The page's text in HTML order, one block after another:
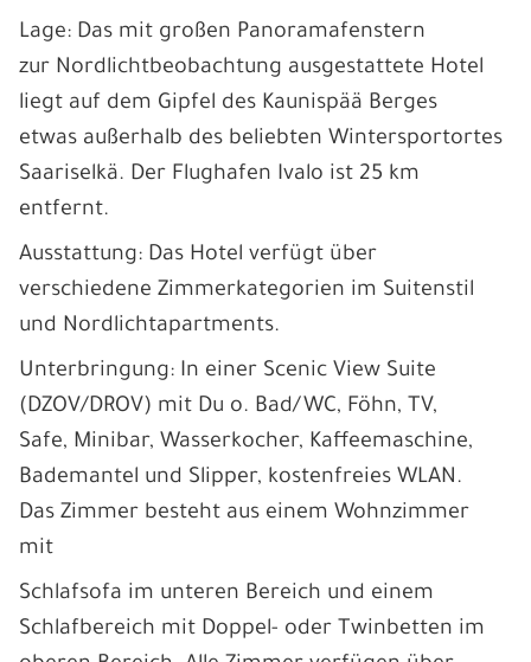
Lage: Das mit großen Panoramafenstern
zur Nordlichtbeobachtung ausgestattete Hotel
liegt auf dem Gipfel des Kaunispää Berges
etwas außerhalb des beliebten Wintersportortes
Saariselkä. Der Flughafen Ivalo ist 25 km
entfernt.
Ausstattung: Das Hotel verfügt über
verschiedene Zimmerkategorien im Suitenstil
und Nordlichtapartments.
Unterbringung: In einer Scenic View Suite
(DZOV/DROV) mit Du o. Bad/WC, Föhn, TV,
Safe, Minibar, Wasserkocher, Kaffeemaschine,
Bademantel und Slipper, kostenfreies WLAN.
Das Zimmer besteht aus einem Wohnzimmer
mit
Schlafsofa im unteren Bereich und einem
Schlafbereich mit Doppel- oder Twinbetten im